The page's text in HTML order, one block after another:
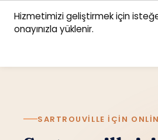
AnasayfaHizmet
SARTROUVILLE IÇIN
Hizmetimizi geliştirmek için
onayınızla yüklenir.